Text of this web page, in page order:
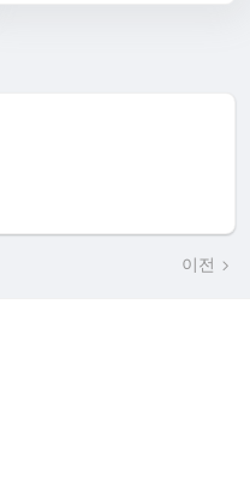
이전